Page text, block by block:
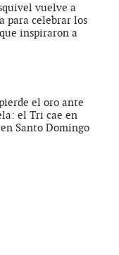
vuelve a
para celebrar los
inspiraron a
el oro ante
el Tri cae en
Santo Domingo